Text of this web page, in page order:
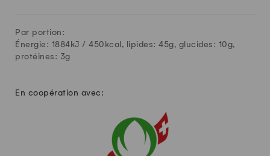
Par portion:
Énergie: 1884kJ / 450 kcal, lipides: 45g, glucides: 10g,
protéines: 3g
En coopération avec: